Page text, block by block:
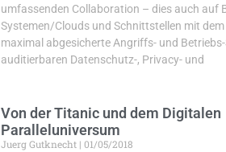
umfassenden Collaboration – dies auch auf
Systemen/Clouds und Schnittstellen mit
maximal abgesicherte Angriffs- und
auditierbaren Datenschutz-, Privacy- und
Von der Titanic und dem Digitalen
Paralleluniversum
Juerg Gutknecht 01/05/2018